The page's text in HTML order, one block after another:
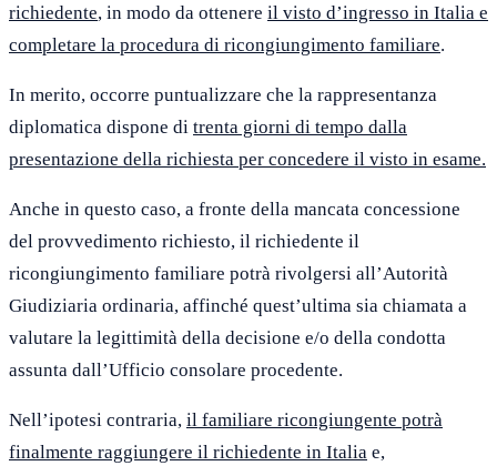
richiedente, in modo da ottenere il visto d’ingresso in Italia e
completare la procedura di ricongiungimento familiare.
In merito, occorre puntualizzare che la rappresentanza
diplomatica dispone di trenta giorni di tempo dalla
presentazione della richiesta per concedere il visto in esame.
Anche in questo caso, a fronte della mancata concessione
del provvedimento richiesto, il richiedente il
ricongiungimento familiare potrà rivolgersi all’Autorità
Giudiziaria ordinaria, affinché quest’ultima sia chiamata a
valutare la legittimità della decisione e/o della condotta
assunta dall’Ufficio consolare procedente.
Nell’ipotesi contraria, il familiare ricongiungente potrà
finalmente raggiungere il richiedente in Italia e,